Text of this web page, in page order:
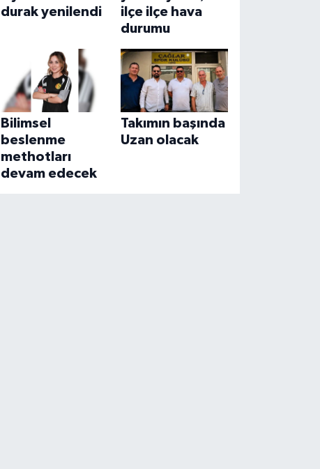
durak yenilendi
ilçe ilçe hava
durumu
Bilimsel
beslenme
methotları
devam edecek
Takımın başında
Uzan olacak